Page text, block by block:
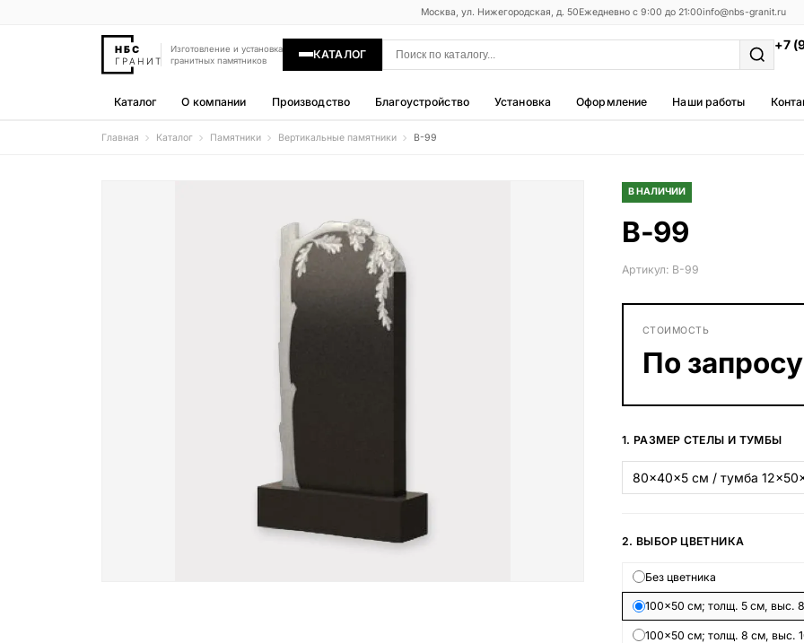
Москва, ул. Нижегородская, д. 50Ежедневно с 9:00 до 21:00info@nbs-granit.ru
Изготовление и установка
гранитных памятников
КАТАЛОГ
+7
Каталог О компании Производство Благоустройство Установка Оформление Наши работы
Благоустройство
Металлические ограды
Главная Каталог Памятники Вертикальные памятники В-99
В НАЛИЧИИ
В-99
Артикул: В-99
СТОИМОСТЬ
По запросу
1. РАЗМЕР СТЕЛЫ И ТУМБЫ
2. ВЫБОР ЦВЕТНИКА
Без цветника
100×50 см; толщ. 5 см, выс.
100×50 см; толщ. 8 см, выс.